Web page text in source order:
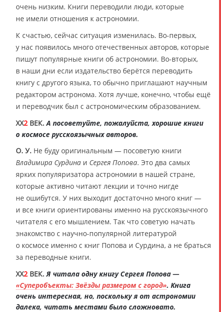
очень низким. Книги переводили люди, которые
не имели отношения к астрономии.
К счастью, сейчас ситуация изменилась. Во-первых,
у нас появилось много отечественных авторов, которые
пишут популярные книги об астрономии. Во-вторых,
в наши дни если издательство берётся переводить
книгу с другого языка, то обычно приглашают научным
редактором астронома. Хотя лучше, конечно, чтобы ещё
и переводчик был с астрономическим образованием.
XX2 ВЕК. А посоветуйте, пожалуйста, хорошие книги
о космосе русскоязычных авторов.
О. У. Не буду оригинальным — посоветую книги
Владимира Сурдина и Сергея Попова. Это два самых
ярких популяризатора астрономии в нашей стране,
которые активно читают лекции и точно нигде
не ошибутся. У них выходит достаточно много книг —
и все книги ориентированы именно на русскоязычного
читателя с его мышлением. Так что советую начать
знакомство с научно-популярной литературой
о космосе именно с книг Попова и Сурдина, а не браться
за переводные книги.
XX2 ВЕК. Я читала одну книгу Сергея Попова —
«Суперобъекты: Звёзды размером с город». Книга
очень интересная, но, поскольку я от астрономии
далека, читать местами было сложновато.